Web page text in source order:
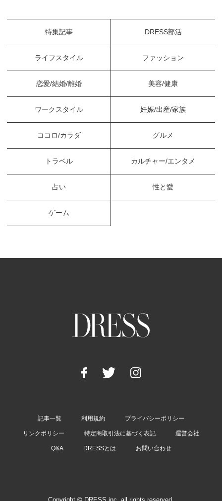
特集記事 DRESS部活
ライフスタイル ファッション
恋愛/結婚/離婚 美容/健康
ワークスタイル 妊娠/出産/家族
ココロ/カラダ グルメ
トラベル カルチャー/エンタメ
占い 性と愛
ゲーム
記事一覧 利用規約 プライバシーポリシー
リンクポリシー 特定商取引法に基づく表記 運営会社
Q&A DRESSとは お問い合わせ